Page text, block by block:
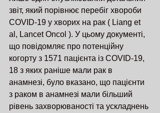
звіт, який порівнює перебіг хвороби
COVID-19 у хворих на рак ( Liang et
al, Lancet Oncol ). У цьому документі,
що повідомляє про потенційну
когорту з 1571 пацієнта із COVID-19,
18 з яких раніше мали рак в
анамнезі, було вказано, що пацієнти
з раком в анамнезі мали більший
рівень захворюваності та ускладнень